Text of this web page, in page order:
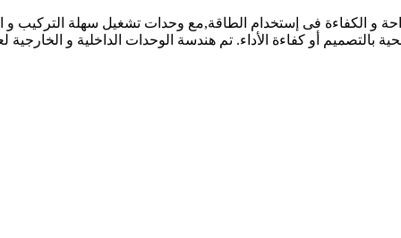
و الكفاءة فى إستخدام الطاقة,مع وحدات تشغيل سهلة التركيب و
بالتصميم أو كفاءة الأداء. تم هندسة الوحدات الداخلية و